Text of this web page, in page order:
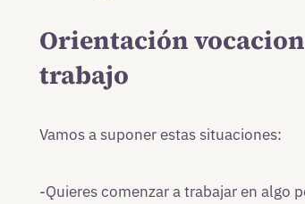
Orientación
trabajo
Vamos a suponer estas situaciones:
-Quieres comenzar a trabajar en algo